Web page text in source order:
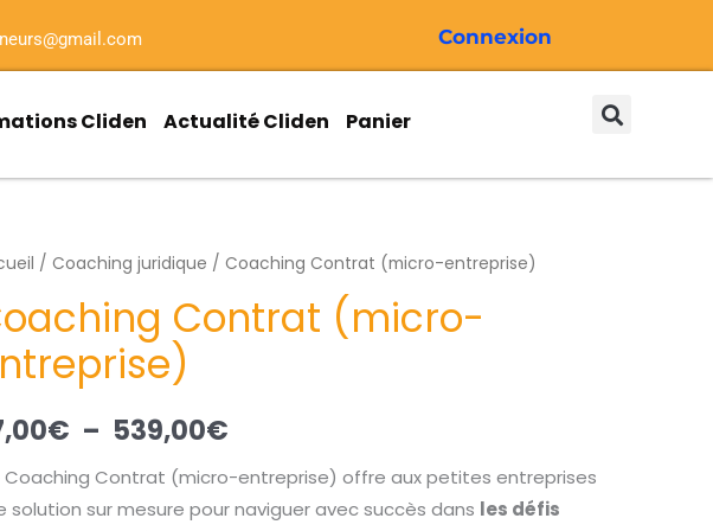
Connexion
Cliden Actualité Cliden Panier
/ Coaching juridique / Coaching Contrat (micro-entreprise)
Contrat (micro-
€ – 539,00€
Plage
de
à
539,00€
Coaching Contrat (micro-entreprise) offre aux petites entreprises
solution sur mesure pour naviguer avec succès dans les défis